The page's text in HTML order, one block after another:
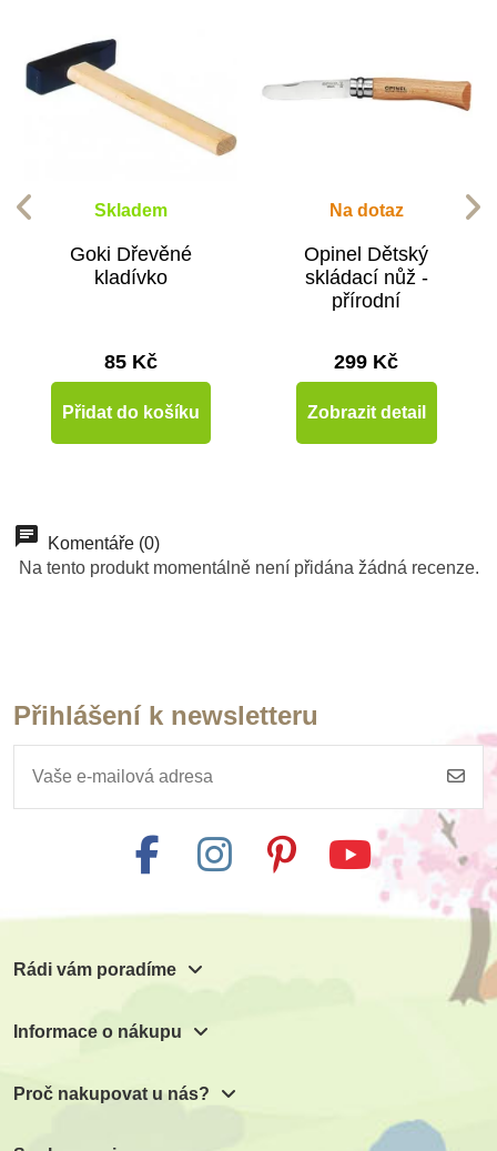
Skladem
Goki Dřevěné
kladívko
85 Kč
Přidat do košíku
Na dotaz
Opinel Dětský
skládací nůž -
přírodní
299 Kč
Zobrazit detail
Skladem
Opinel Dětský nůž a
729 Kč
Goki Skládací metr
160 Kč
Komentáře (0)
Na tento produkt momentálně není přidána žádná recenze.
Přihlášení k newsletteru
Rádi vám poradíme
Informace o nákupu
Proč nakupovat u nás?